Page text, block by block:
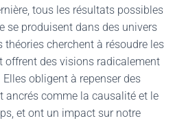
tous les résultats possibles
se produisent dans des univers
théories cherchent à résoudre les
offrent des visions radicalement
obligent à repenser des
ancrés comme la causalité et le
et ont un impact sur notre